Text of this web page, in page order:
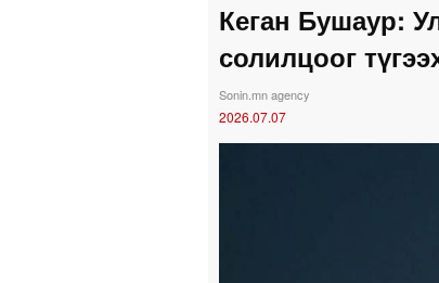
Кеган Бушаур:
солилцоог
Sonin.mn agency
2026.07.07